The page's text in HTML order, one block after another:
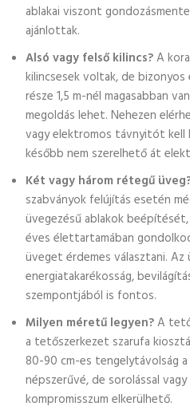
ablakai viszont
ajánlottak.
Alsó vagy felső kilincs?A
kilincsesek voltak, de bizonyos
része 1,5 m-nél magasabban
megoldás lehet. Nehezen
vagy elektromos távnyitót kell
később nem szerelhető át
Két vagy három rétegű
szabványok felújítás esetén
üvegezésű ablakok
éves élettartamában
üveget érdemes választani. Az
energiatakarékosság,
szempontjából is fontos.
Milyen méretű legyen?A
a tetőszerkezet szarufa
80-90 cm-es tengelytávolság
népszerűvé, de sorolással
kompromisszum elkerülhető.